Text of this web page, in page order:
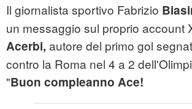
Il giornalista sportivo Fabrizio
un messaggio sul proprio account
Acerbi, autore del primo gol
contro la Roma nel 4 a 2
"Buon compleanno Ace!